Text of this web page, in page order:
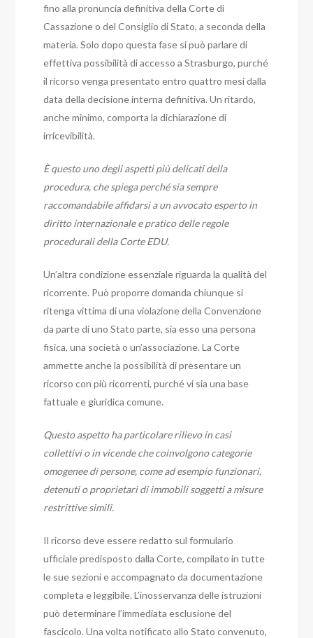
fino alla pronuncia definitiva della Corte di
Cassazione o del Consiglio di Stato, a seconda della
materia. Solo dopo questa fase si può parlare di
effettiva possibilità di accesso a Strasburgo, purché
il ricorso venga presentato entro quattro mesi dalla
data della decisione interna definitiva. Un ritardo,
anche minimo, comporta la dichiarazione di
irricevibilità.
È questo uno degli aspetti più delicati della
procedura, che spiega perché sia sempre
raccomandabile affidarsi a un avvocato esperto in
diritto internazionale e pratico delle regole
procedurali della Corte EDU.
Un’altra condizione essenziale riguarda la qualità del
ricorrente. Può proporre domanda chiunque si
ritenga vittima di una violazione della Convenzione
da parte di uno Stato parte, sia esso una persona
fisica, una società o un’associazione. La Corte
ammette anche la possibilità di presentare un
ricorso con più ricorrenti, purché vi sia una base
fattuale e giuridica comune.
Questo aspetto ha particolare rilievo in casi
collettivi o in vicende che coinvolgono categorie
omogenee di persone, come ad esempio funzionari,
detenuti o proprietari di immobili soggetti a misure
restrittive simili.
Il ricorso deve essere redatto sul formulario
ufficiale predisposto dalla Corte, compilato in tutte
le sue sezioni e accompagnato da documentazione
completa e leggibile. L’inosservanza delle istruzioni
può determinare l’immediata esclusione del
fascicolo. Una volta notificato allo Stato convenuto,